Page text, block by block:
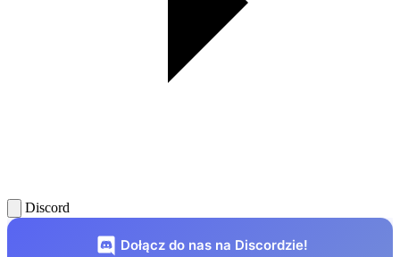
Discord
Dołącz do nas na Discordzie!